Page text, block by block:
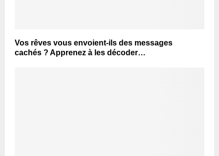
Vos rêves vous envoient-ils des messages
cachés ? Apprenez à les décoder…